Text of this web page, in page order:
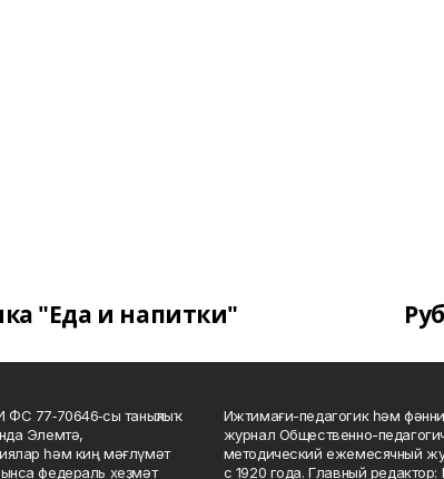
"Еда и напитки"
77‑70646‑сы таныҡлыҡ
Элемтә,
һәм киң мәғлүмәт
федераль хеҙмәт
Ижтимағи-педагогик һәм
журнал Общественно-
методический ежемесячный
с 1920 года. Главный